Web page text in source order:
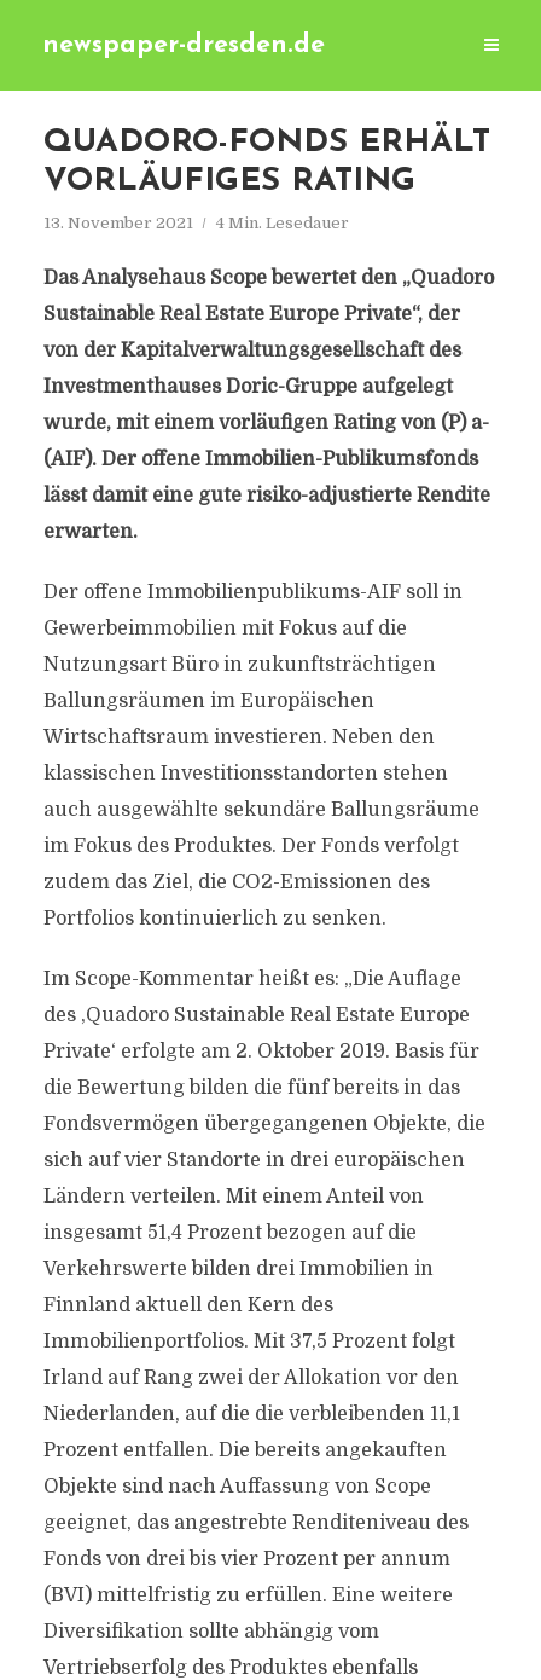
newspaper-dresden.de
QUADORO-FONDS ERHÄLT
VORLÄUFIGES RATING
13. November 2021 4 Min. Lesedauer
Das Analysehaus Scope bewertet den „Quadoro
Sustainable Real Estate Europe Private“, der
von der Kapitalverwaltungsgesellschaft des
Investmenthauses Doric-Gruppe aufgelegt
wurde, mit einem vorläufigen Rating von (P) a-
(AIF). Der offene Immobilien-Publikumsfonds
lässt damit eine gute risiko-adjustierte Rendite
erwarten.
Der offene Immobilienpublikums-AIF soll in
Gewerbeimmobilien mit Fokus auf die
Nutzungsart Büro in zukunftsträchtigen
Ballungsräumen im Europäischen
Wirtschaftsraum investieren. Neben den
klassischen Investitionsstandorten stehen
auch ausgewählte sekundäre Ballungsräume
im Fokus des Produktes. Der Fonds verfolgt
zudem das Ziel, die CO2-Emissionen des
Portfolios kontinuierlich zu senken.
Im Scope-Kommentar heißt es: „Die Auflage
des ,Quadoro Sustainable Real Estate Europe
Private‘ erfolgte am 2. Oktober 2019. Basis für
die Bewertung bilden die fünf bereits in das
Fondsvermögen übergegangenen Objekte, die
sich auf vier Standorte in drei europäischen
Ländern verteilen. Mit einem Anteil von
insgesamt 51,4 Prozent bezogen auf die
Verkehrswerte bilden drei Immobilien in
Finnland aktuell den Kern des
Immobilienportfolios. Mit 37,5 Prozent folgt
Irland auf Rang zwei der Allokation vor den
Niederlanden, auf die die verbleibenden 11,1
Prozent entfallen. Die bereits angekauften
Objekte sind nach Auffassung von Scope
geeignet, das angestrebte Renditeniveau des
Fonds von drei bis vier Prozent per annum
(BVI) mittelfristig zu erfüllen. Eine weitere
Diversifikation sollte abhängig vom
Vertriebserfolg des Produktes ebenfalls